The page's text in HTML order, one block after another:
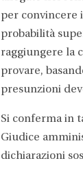
per convincere
probabilità
raggiungere la
provare,
presunzioni
Si conferma in
Giudice
dichiarazioni